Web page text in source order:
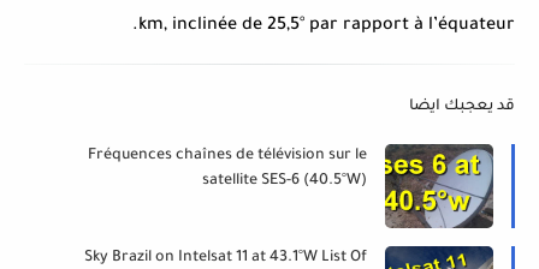
km, inclinée de 25,5° par rapport à l’équateur.
قد يعجبك ايضا
Fréquences chaînes de télévision sur le
satellite SES-6 (40.5°W)
Sky Brazil on Intelsat 11 at 43.1°W List Of